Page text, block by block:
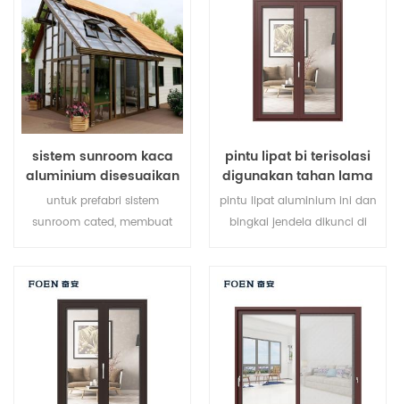
sistem sunroom kaca
aluminium disesuaikan
untuk prefabri sistem
sunroom cated, membuat
pintu lipat bi terisolasi
digunakan tahan lama
untuk hotel tepi laut
pintu lipat aluminium ini dan
bingkai jendela dikunci di
anti-pencurian sangat baik.
berbagai jenis pintu untuk
kebutuhan arsitektur.